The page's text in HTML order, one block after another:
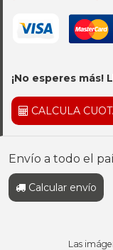
¡No esperes más!
CALCULA
Envío a todo el
Calcular envío
Las